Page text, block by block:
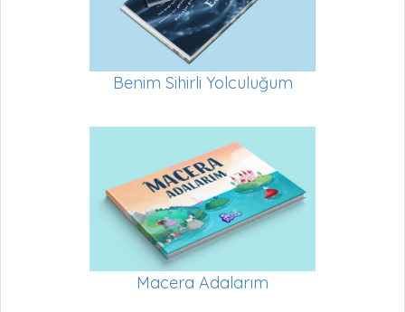
Benim Sihirli Yolculuğum
Macera Adalarım